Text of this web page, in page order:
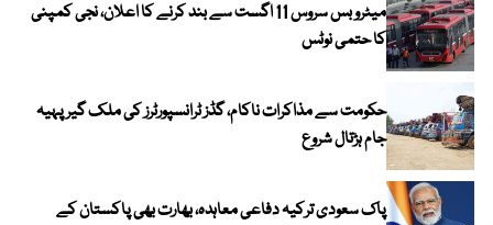
میٹرو بس سروس 11 اگست سے بند کرنے کا اعلان، نجی کمپنی
کا حتمی نوٹس
حکومت سے مذاکرات ناکام، گڈز ٹرانسپورٹرز کی ملک گیر پہیہ
جام ہڑتال شروع
پاک سعودی ترکیہ دفاعی معاہدہ، بھارت بھی پاکستان کے